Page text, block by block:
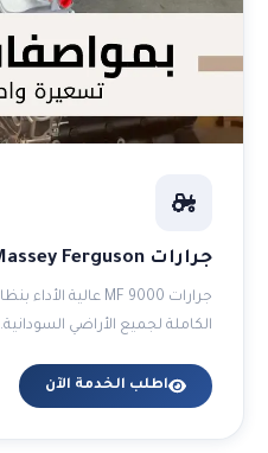
جرارات Massey Ferguson
الكاملة لجميع الأراضي السودانية.
اطلب الخدمة الآن